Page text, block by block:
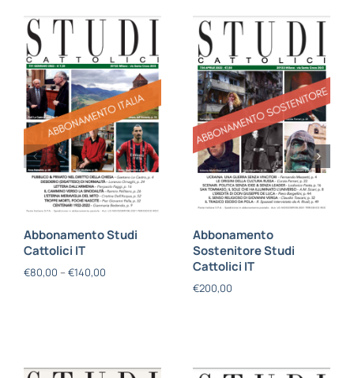
Abbonamento Studi
Cattolici IT
€80,00 – €140,00
Abbonamento
Sostenitore Studi
Cattolici IT
€200,00